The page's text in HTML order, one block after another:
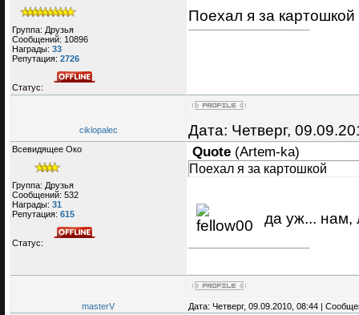
Группа: Друзья
Сообщений: 10896
Награды: 33
Репутация: 2726
Статус:
Поехал я за картошкой
ciklopalec Дата: Четверг,
Всевидящее Око
Группа: Друзья
Сообщений: 532
Награды: 31
Репутация: 615
Статус:
Quote (Artem-ka)
Поехал я за картошкой
да уж... нам,
masterV
Дата: Четверг, 09.09.2010, 08:44 |